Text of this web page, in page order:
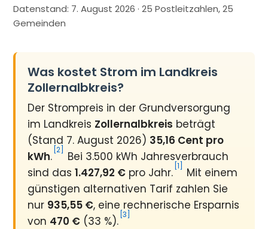
Datenstand: 7. August 2026 · 25 Postleitzahlen, 25
Gemeinden
Was kostet Strom im Landkreis
Zollernalbkreis?
Der Strompreis in der Grundversorgung
im Landkreis Zollernalbkreis beträgt
(Stand 7. August 2026) 35,16 Cent pro
kWh. [2]
Bei 3.500 kWh Jahresverbrauch
sind das1.427,92 € pro Jahr. [1]
Mit einem
günstigen alternativen Tarif zahlen Sie
nur 935,55 €, eine rechnerische Ersparnis
von 470 € (33 %). [3]